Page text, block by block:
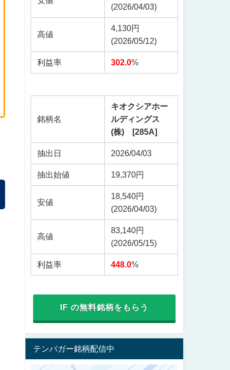
(2026/04/03)
高値
4,130円
(2026/05/12)
利益率 302.0%
銘柄名
キオクシアホー
ルディングス
(株) [285A]
抽出日 2026/04/03
抽出始値 19,370円
安値
18,540円
(2026/04/03)
高値
83,140円
(2026/05/15)
利益率 448.0%
IF の無料銘柄をもらう
テンバガー銘柄配信中